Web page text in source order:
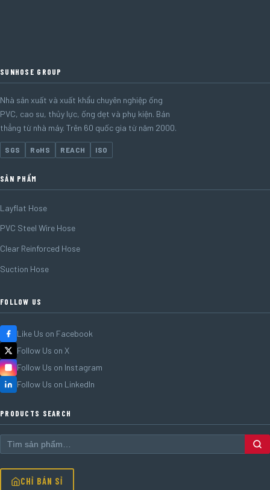
SUNHOSE GROUP
Nhà sản xuất và xuất khẩu chuyên nghiệp ống
PVC, cao su, thủy lực, ống dẹt và phụ kiện. Bán
thẳng từ nhà máy. Trên 60 quốc gia từ năm 2000.
SGS RoHS REACH ISO
SẢN PHẨM
Layflat Hose
PVC Steel Wire Hose
Clear Reinforced Hose
Suction Hose
FOLLOW US
Like Us on Facebook
Follow Us on X
Follow Us on Instagram
Follow Us on LinkedIn
PRODUCTS SEARCH
CHỈ BÁN SỈ